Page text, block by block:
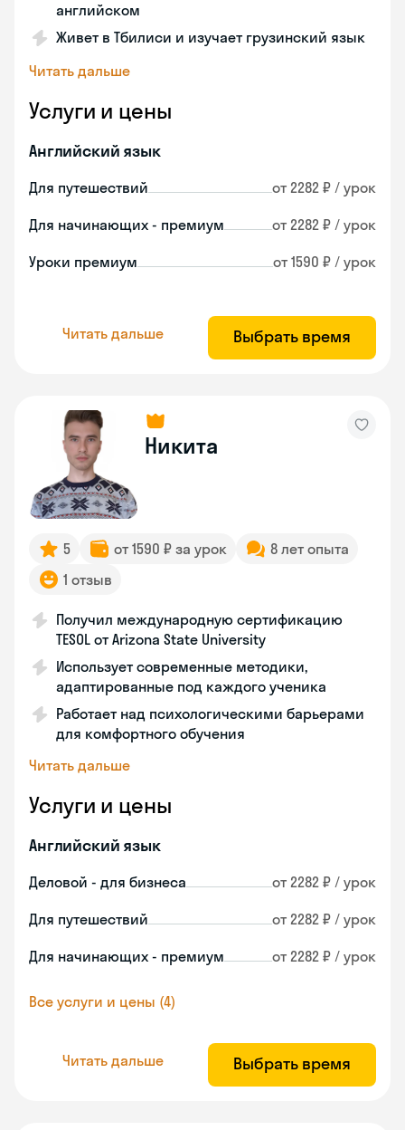
английском
Живет в Тбилиси и изучает грузинский язык
Читать дальше
Услуги и цены
Английский язык
Для путешествий от 2282 ₽ / урок
Для начинающих - премиум от 2282 ₽ / урок
Уроки премиум от 1590 ₽ / урок
Читать дальше Выбрать время
Никита
5 от 1590 ₽ за урок
8 лет опыта
1 отзыв
Получил международную сертификацию
TESOL от Arizona State University
Использует современные методики,
адаптированные под каждого ученика
Работает над психологическими барьерами
для комфортного обучения
Читать дальше
Услуги и цены
Английский язык
Деловой - для бизнеса от 2282 ₽ / урок
Для путешествий от 2282 ₽ / урок
Для начинающих - премиум от 2282 ₽ / урок
Все услуги и цены (4)
Читать дальше Выбрать время